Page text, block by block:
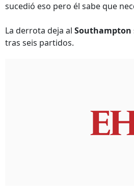
sucedió eso pero él sabe que
La derrota deja al Southampton
tras seis partidos.